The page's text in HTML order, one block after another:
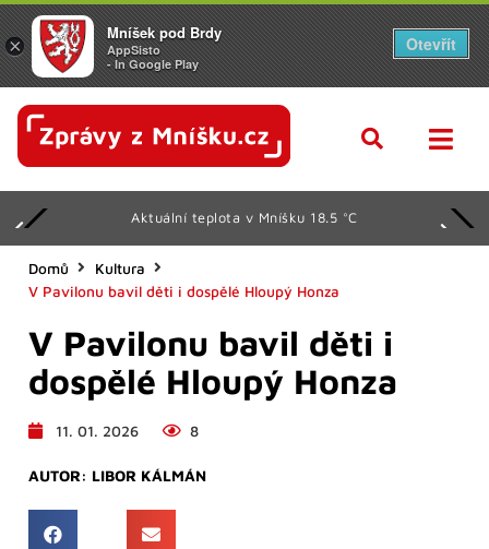
Aktuální teplota v Mníšku 18.5 °C
Domů
Kultura
V Pavilonu bavil děti i dospělé Hloupý Honza
V Pavilonu bavil děti i
dospělé Hloupý Honza
11. 01. 2026 8
AUTOR: LIBOR KÁLMÁN
×
Mníšek pod Brdy
AppSisto
- In Google Play
Otevřít